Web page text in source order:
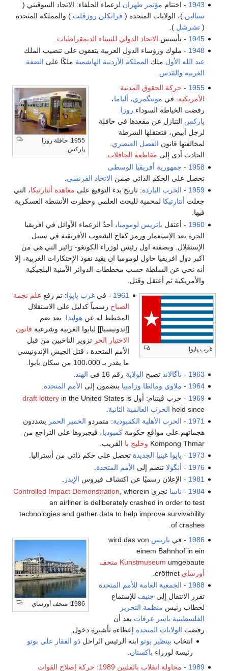
1943 - اختتام مؤتمر طهران لزعماء الحلفاء: الاتحاد السوڤيتي (
ستالين )، الولايات المتحدة ( فرانكلن روزڤلت ) والمملكة المتحدة
(تشرشل ).
1945 - تأسيس الاتحاد الدولي للنساء الديمقراطيات
1948 - ملوك ورؤساء الدول العربية يتفقون على تنصيب الملك
عبد الله الأول ملك المملكة الأردنية الهاشمية ملكًا على الضفة
الغربية والقدس.
1955: حافلة روزا
پاركس
1955
- حركة الحقوق المدنية
الأمريكية: في مونتگمري، ألباما،
رفضت الخياطة السوداء روزا
پاركس التنازل عن مقعدها في حافلة
لرجل أبيض، فتعتقلها الشرطة
لمخالفتها قانون الفصل العنصري.
الحادث أدى إلى مقاطعة الحافلات.
1958
- جمهورية أفريقيا الوسطى
تحصل على الحكم الذاتي ضمن الاتحاد الفرنسي
1959
- الحرب الباردة: تاريخ بدء التوقيع على معاهدة أنتارتيكا، التي
جعلت أنتارتيكا لمحمية للبحث العلمي وحظرت الأنشطة العسكرية
فيها.
1960 - أعتقل باتريس لومومبا، أحدُ الزعماء الأوائل في افريقيا
الحرة بعد الإستعمار ورمز كفاح الشعوب الأفريقية في سبيل
الإستقلال. وبصفته اول رئيس لوزراء الكونغو- زائير التي هي من
اكبر دول افريقيا حاول لومومبا ان يقيد نفوذ الإحتكارات الغربية، إلا
أنه نحي عن السلطة حسب مخططات الدوائر الأمنية البلجيكية
والأمريكية ثم أعتقل وقتل.
غرب پاپوا
1961 - في غرب پاپوا: تم رفع علم نجمة
الصباح رسمياً كدليل على الاستقلال
المخطط له عن هولندا . بعد ضم
[إندونيسيا]] لبابوا الغربية وشرعية قانون
الاختيار الحر تزوير الناخبين من قبل
الأمم المتحدة ، قتل الجيش الإندونيسي
ما يقدر بـ 100،000 من سكان بابوا.
1963
- ناگالاند تصبح الولاية رقم 16 في الهند
1964
- ملاوي ومالطا وزامبيا ينضمون إلى الأمم المتحدة.
1969 - حرب ڤيتنام: أول draft lotteryin the United States is
held since الحرب العالمية الثانية
1971
- الحرب الأهلية الكمبودية: متمردو الخمير الحمر يشددون
هجماتهم على مواقع حكومةكمبوديا، فيجبروها على التراجع من
Kompong Thmar وخليج با القريب.
1973
- پاپوا غينيا الجديدة تحصل على حكم ذاتي من أستراليا.
1976
- أنگولا تنضم إلى الأمم المتحدة
1981 - الإعلان رسميًا عن اكتشاف فيروس الإيدز .
1984
- ناسا تجري Controlled Impact Demonstration , wherein
an airliner is deliberately crashed in order to test
technologies and gather data to help improve survivability
of crashes.
1986: متحف أورساي
1986 - في پاريس wird das von
einem Bahnhof in ein
Kunstmuseum umgebaute
متحف
أورساي eröffnet.
1988
- الجمعية العامة للأمم المتحدة
تقرر الانتقال إلى جنيف للإستماع
لخطاب رئيس منظمة التحرير
الفلسطينية ياسر عرفات بعد أن
رفضت الولايات المتحدة إعطاءه تأشيرة دخول.
انتخاب بينظير بوتو ابنه الرئيس الراحل ذو الفقار علي بوتو
رئيسة لوزراء باكستان
1989
- محاولة انقلاب بالفلپين 1989 : حركة إصلاح القوات